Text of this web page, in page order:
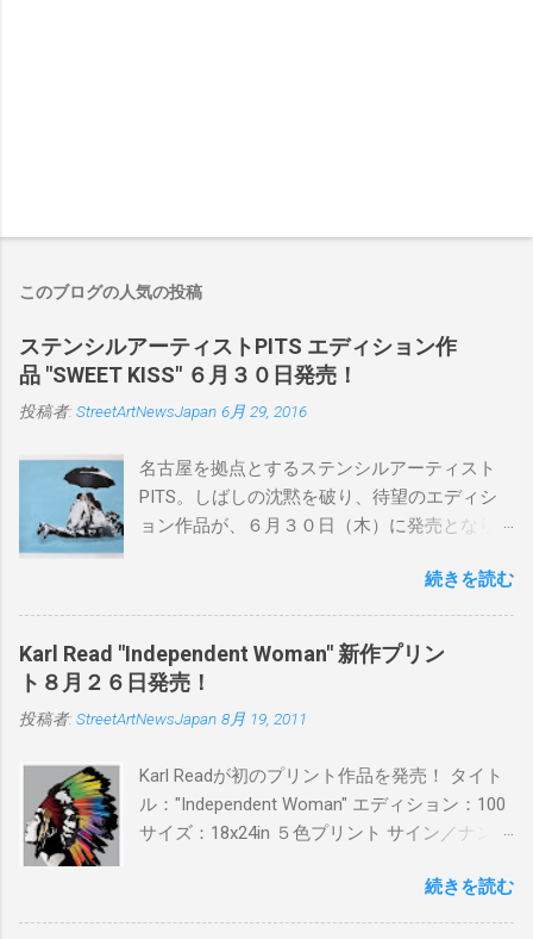
このブログの人気の投稿
ステンシルアーティストPITS エディション作
品 "SWEET KISS" ６月３０日発売！
投稿者: StreetArtNewsJapan 6月 29, 2016
名古屋を拠点とするステンシルアーティスト
PITS。しばしの沈黙を破り、待望のエディシ
ョン作品が、６月３０日（木）に発売となり
品に落とし込むスタイルは今作でも健在。(
PITSの過去記事はこちらから ) 発売日：6月30
日(木)19時 タイトル：SWEET KISS カラー：
BLUE/MINT GREEN/PINK/YELLOW エディショ
ン：各色５ サイズ：800mm × 550mm 価格：
¥16,000(¥17,280) 購入は、 こちら から
続きを読む
Karl Read "Independent Woman" 新作プリン
ト８月２６日発売！
投稿者: StreetArtNewsJapan 8月 19, 2011
Karl Readが初のプリント作品を発売！ タイト
ル："Independent Woman" エディション：100
サイズ：18x24in ５色プリント サイン／ナンバ
ドフィニッシュバージョン（エディション：
25）$125 購入は８月２６日に こちら から
続きを読む